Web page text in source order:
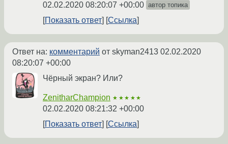
02.02.2020 08:20:07 +00:00 автор топика
Показать ответ Ссылка
Ответ на: комментарий от skyman2413 02.02.2020
08:20:07 +00:00
Чёрный экран? Или?
ZenitharChampion ★★★★★
02.02.2020 08:21:32 +00:00
Показать ответ
Ссылка